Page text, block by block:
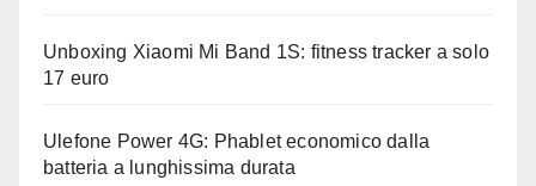
Unboxing Xiaomi Mi Band 1S: fitness tracker a solo
17 euro
Ulefone Power 4G: Phablet economico dalla
batteria a lunghissima durata